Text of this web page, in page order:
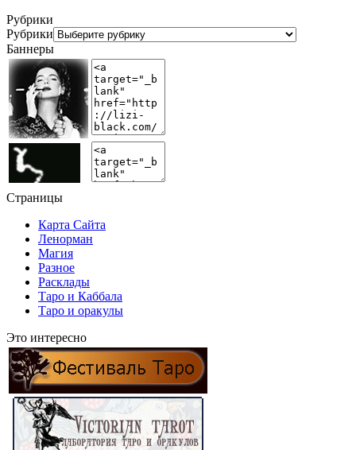
Рубрики
Рубрики
Баннеры
Страницы
Карта Сайта
Ленорман
Магия
Разное
Расклады
Таро и Каббала
Таро и оракулы
Это интересно